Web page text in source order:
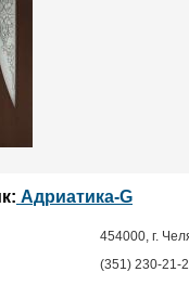
Адриатика-G
454000, г.
(351) 230-21-